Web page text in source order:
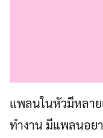
แพลนในหัวมีหลาย
ทำงาน มีแพลนอย